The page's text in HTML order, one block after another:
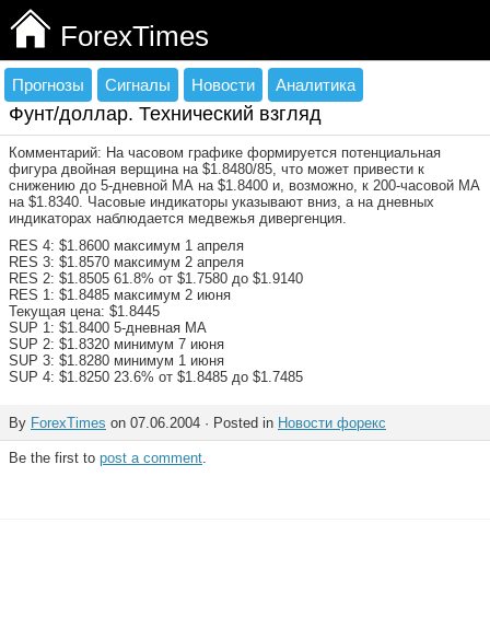
ForexTimes
Прогнозы Сигналы Новости Аналитика
Фунт/доллар. Технический взгляд
Комментарий: На часовом графике формируется потенциальная
фигура двойная верщина на $1.8480/85, что может привести к
снижению до 5-дневной МА на $1.8400 и, возможно, к 200-часовой МА
на $1.8340. Часовые индикаторы указывают вниз, а на дневных
индикаторах наблюдается медвежья дивергенция.
RES 4: $1.8600 максимум 1 апреля
RES 3: $1.8570 максимум 2 апреля
RES 2: $1.8505 61.8% от $1.7580 до $1.9140
RES 1: $1.8485 максимум 2 июня
Текущая цена: $1.8445
SUP 1: $1.8400 5-дневная МА
SUP 2: $1.8320 минимум 7 июня
SUP 3: $1.8280 минимум 1 июня
SUP 4: $1.8250 23.6% от $1.8485 до $1.7485
By ForexTimes on 07.06.2004 · Posted in Новости форекс
Be the first to post a comment.